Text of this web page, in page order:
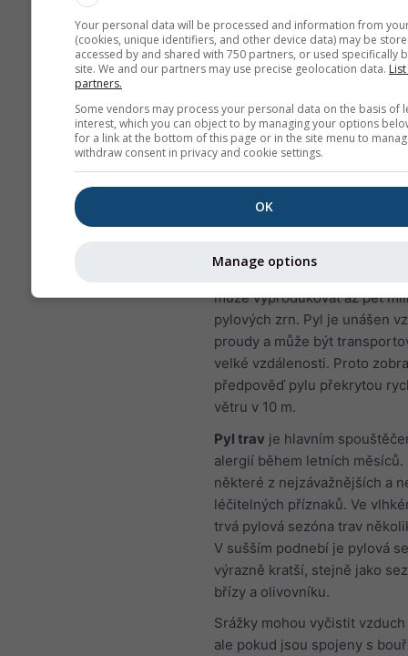
sípání, kašel, nachlazení,
bronchitida
ovzduší čtvrtý panel
předpověď pylu pro Mauriz
vzdušným alergenům během
období, případně později v
vyšších zeměpisných šířkách.
stromy kvetou, uvolňují
může vyprodukovat až pět
pylových zrn. Pyl je unášen
proudy a může být
velké vzdálenosti. Proto
předpověď pylu překrytou
větru v 10 m.
Pyl trav je hlavním
alergií během letních měsíců.
některé z nejzávažnějších a
léčitelných příznaků. Ve
trvá pylová sezóna trav
V sušším podnebí je pylová
výrazně kratší, stejně jako
břízy a olivovníku.
Srážky mohou vyčistit
ale pokud jsou spojeny s
Your personal data will be processed and information from
(cookies, unique identifiers, and other device data) may be
accessed by and shared with 750 partners, or used specifically
site. We and our partners may use precise geolocation data.
partners.
Some vendors may process your personal data on the basis of
interest, which you can object to by managing your options
for a link at the bottom of this page or in the site menu to
withdraw consent in privacy and cookie settings.
OK
Manage options